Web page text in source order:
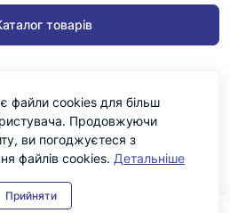
0
товарів
© 2026
файли cookies для більш
Продовжуючи
ви погоджуєтеся з
файлів cookies. Детальніше
Прийняти